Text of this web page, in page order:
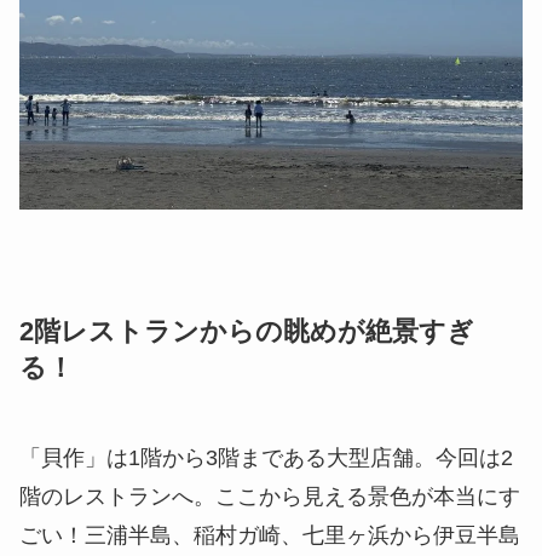
2階レストランからの眺めが絶景すぎ
る！
「貝作」は1階から3階まである大型店舗。今回は2
階のレストランへ。ここから見える景色が本当にす
ごい！三浦半島、稲村ガ崎、七里ヶ浜から伊豆半島